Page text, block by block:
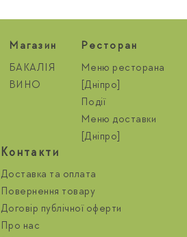
Магазин
БАКАЛІЯ
ВИНО
Ресторан
Меню ресторана
[Дніпро]
Події
Меню доставки
[Дніпро]
Контакти
Доставка та оплата
Повернення товару
Договір публічної оферти
Про нас